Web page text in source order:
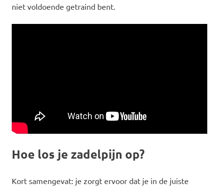
niet voldoende getraind bent.
Hoe los je zadelpijn op?
Kort samengevat: je zorgt ervoor dat je in de juiste